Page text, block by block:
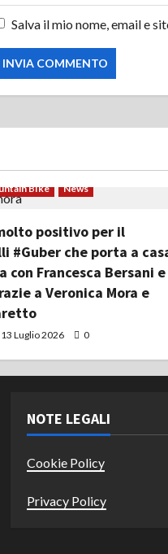
Salva il mio nome, email e
Bike News
positivo per il
#Guber che porta a
Francesca Bersani e
a Veronica Mora e
13 Luglio 2026 0
NOTE LEGALI
Cookie Policy
Privacy Policy